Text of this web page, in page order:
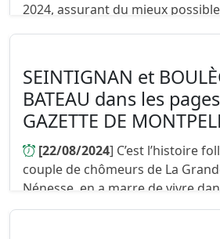
2024, assurant du mieux
SEINTIGNAN et
BATEAU dans les
GAZETTE DE
[22/08/2024] C’est l’histoire
couple de chômeurs de La
Nénesse, en a marre de vivre
vend… ses yeux à un milliardaire